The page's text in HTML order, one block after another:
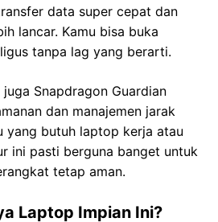
data super cepat dan
lancar. Kamu bisa buka
tanpa lag yang berarti.
Snapdragon Guardian
dan manajemen jarak
yang butuh laptop kerja atau
ini pasti berguna banget untuk
tetap aman.
Laptop Impian Ini?